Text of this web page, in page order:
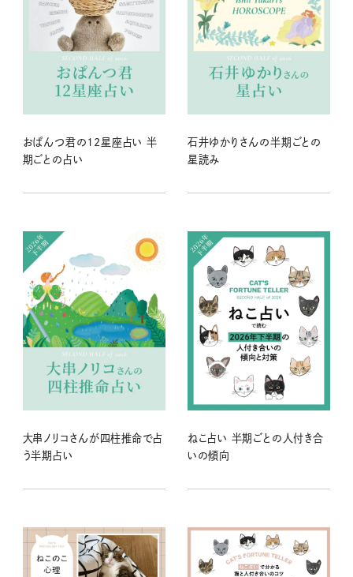
おぱんつ君の12星座占い 半
期ごとの占い
石井ゆかりさんの半期ごとの
星読み
大串ノリコさんが四柱推命で占
う半期占い
ねこ占い 半期ごとの人付き合
いの傾向